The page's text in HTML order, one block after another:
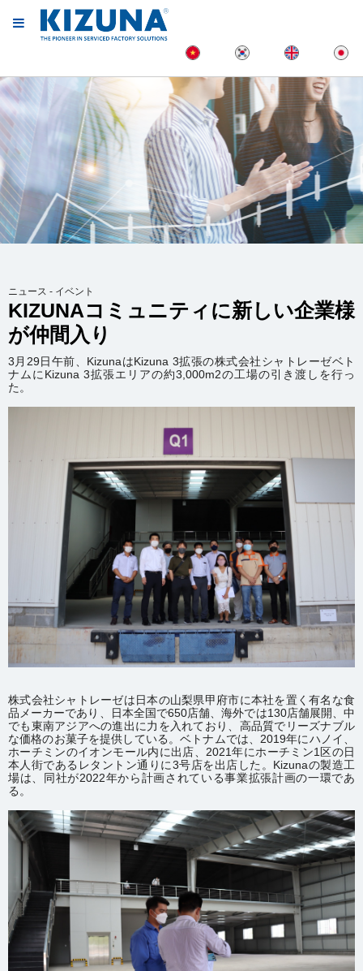
ニュース - イベント
KIZUNAコミュニティに新しい企業様
が仲間入り
3月29日午前、KizunaはKizuna 3拡張の株式会社シャトレーゼベト
ナムにKizuna 3拡張エリアの約3,000m2の工場の引き渡しを行っ
た。
株式会社シャトレーゼは日本の山梨県甲府市に本社を置く有名な食
品メーカーであり、日本全国で650店舗、海外では130店舗展開、中
でも東南アジアへの進出に力を入れており、高品質でリーズナブル
な価格のお菓子を提供している。ベトナムでは、2019年にハノイ、
ホーチミンのイオンモール内に出店、2021年にホーチミン1区の日
本人街であるレタントン通りに3号店を出店した。Kizunaの製造工
場は、同社が2022年から計画されている事業拡張計画の一環であ
る。